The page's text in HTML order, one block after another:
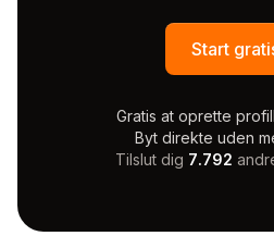
Start
Gratis at oprette profil
Byt direkte uden
Tilslut dig 7.792